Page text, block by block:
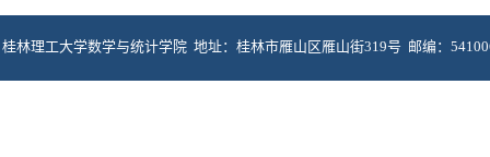
桂林理工大学数学与统计学院 地址：桂林市雁山区雁山街319号 邮